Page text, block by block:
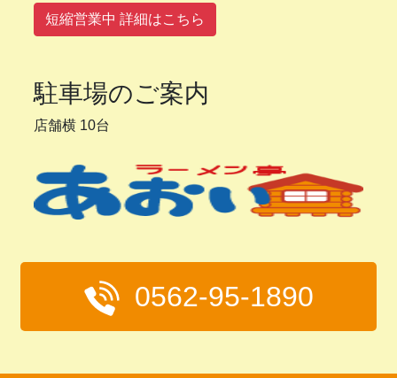
短縮営業中 詳細はこちら
駐車場のご案内
店舗横 10台
0562-95-1890